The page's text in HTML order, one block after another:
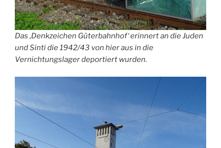
Das ‚Denkzeichen Güterbahnhof‘ erinnert an die Juden
und Sinti die 1942/43 von hier aus in die
Vernichtungslager deportiert wurden.